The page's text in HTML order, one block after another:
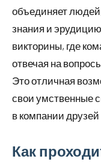
объединяет
знания и
викторины, где
отвечая на
Это отличная
свои умственные
в компании
Как